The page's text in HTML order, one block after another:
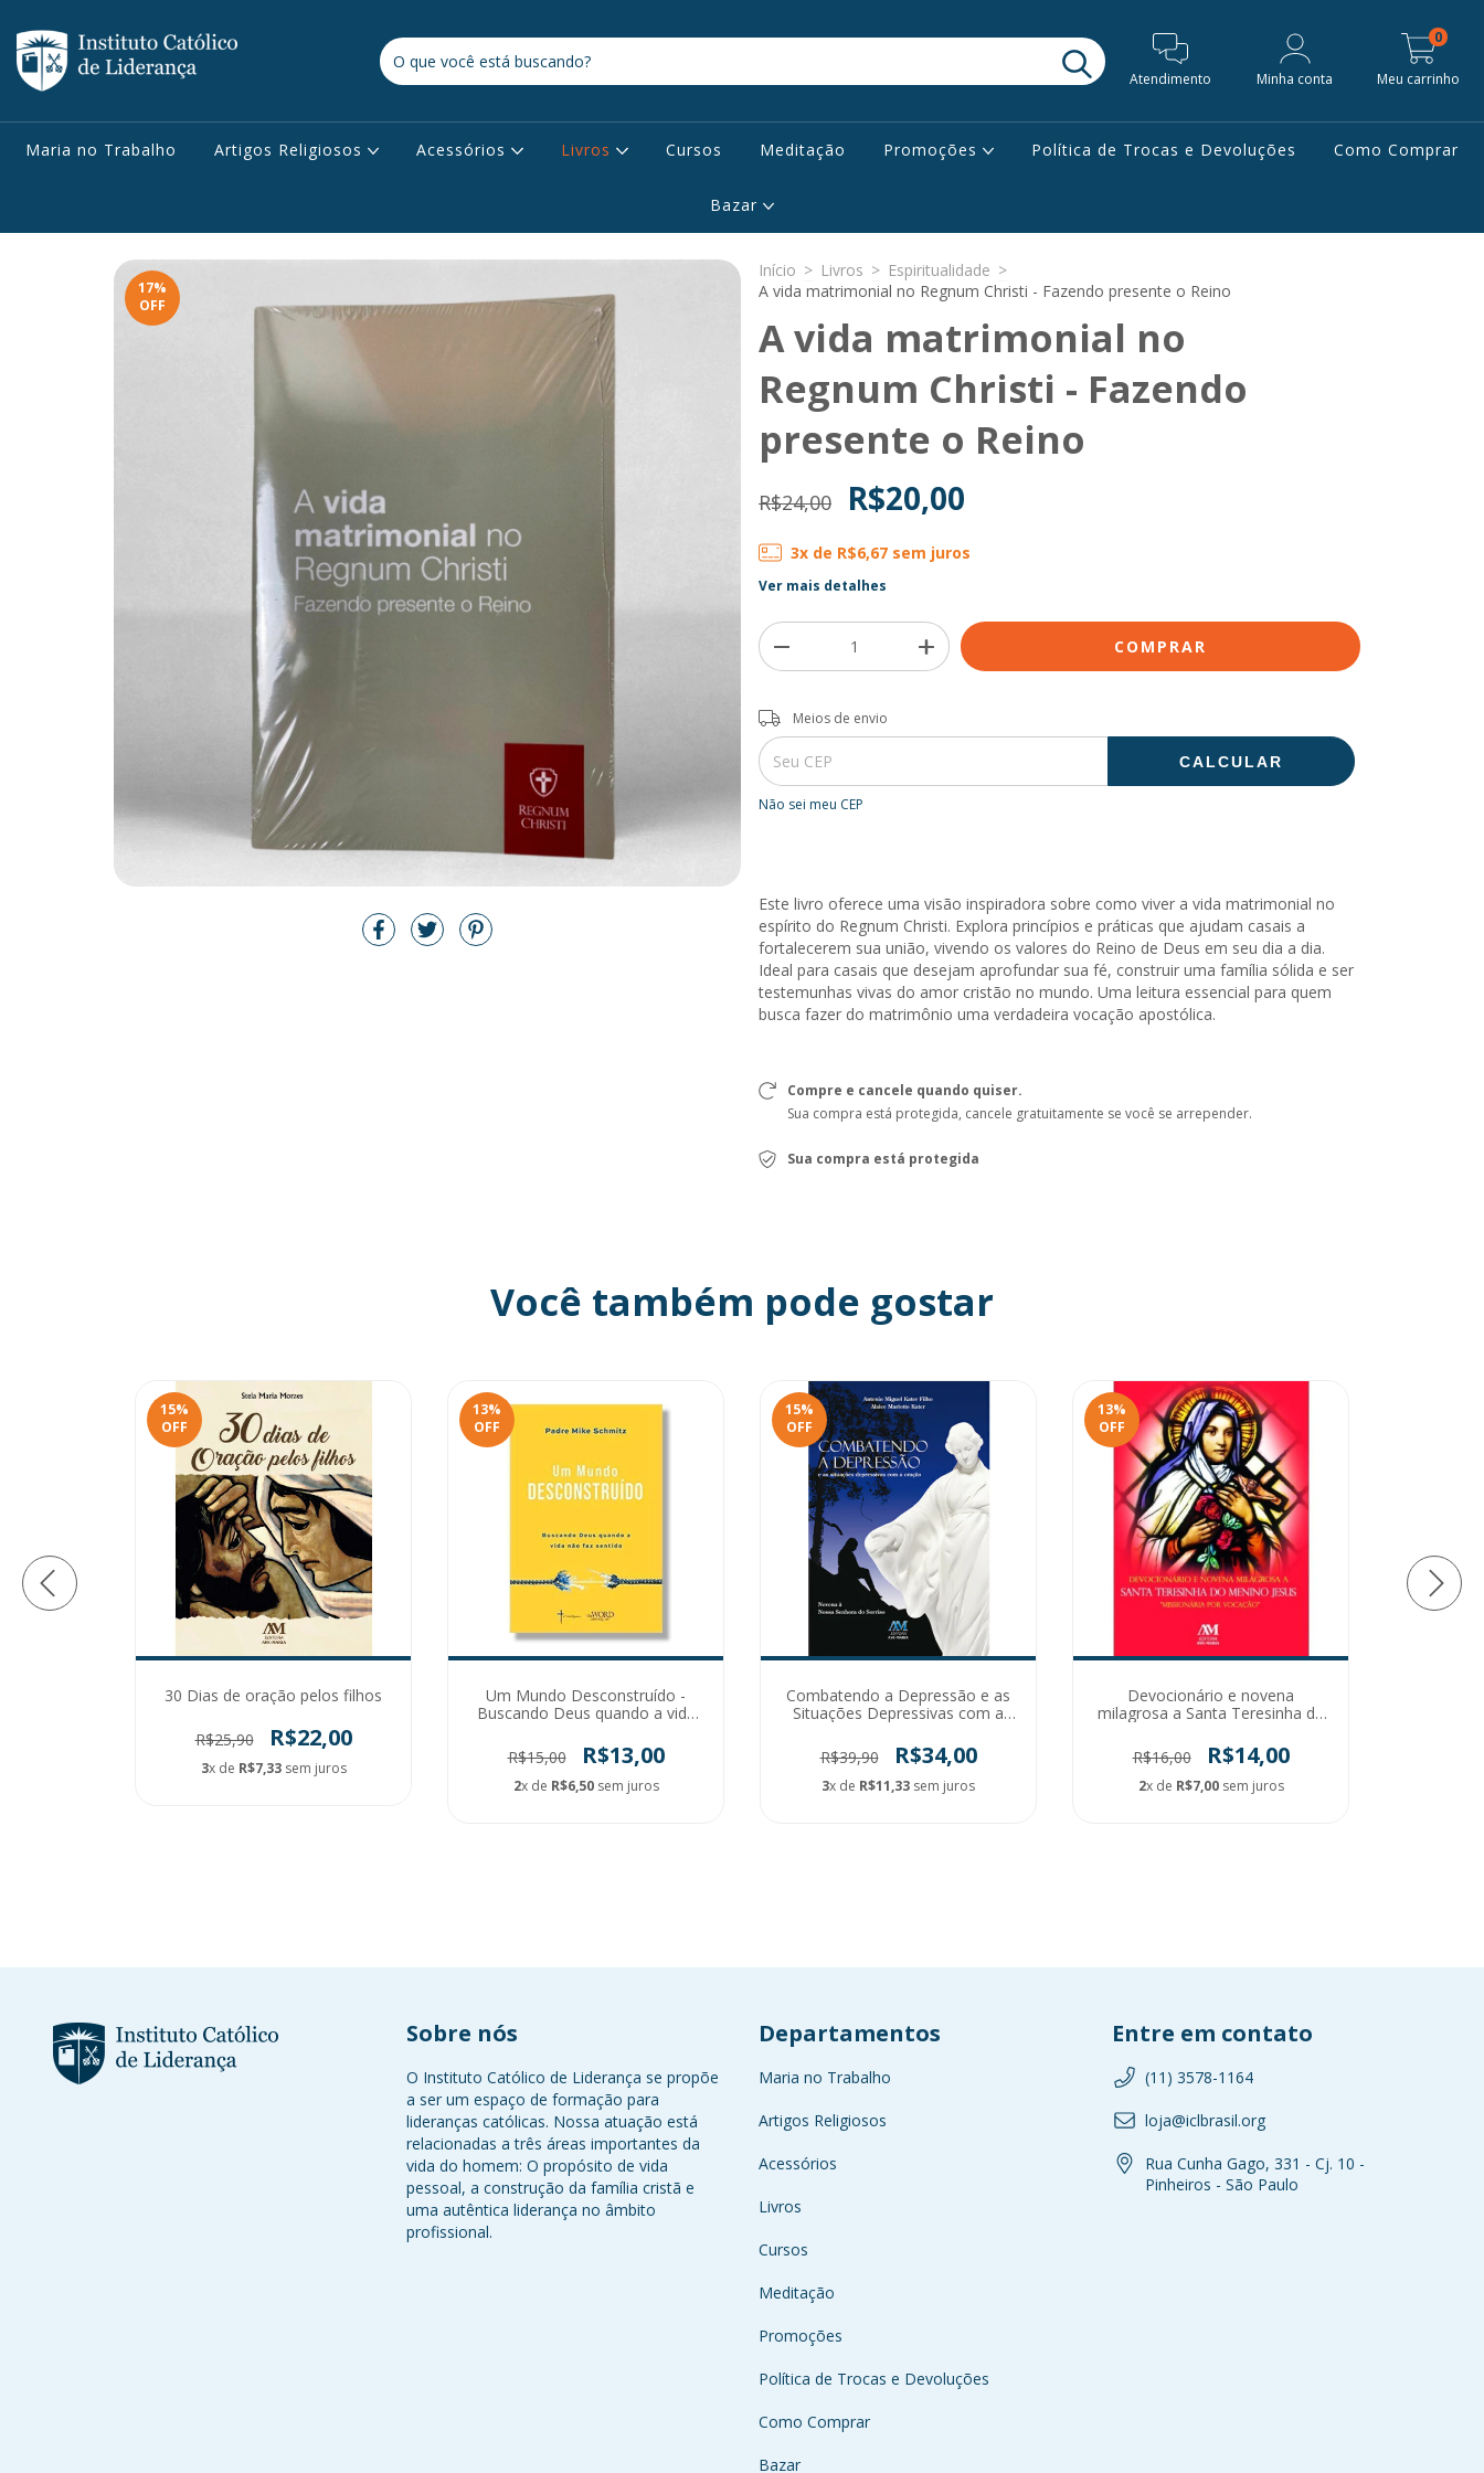
Atendimento Minha conta Meu carrinho
0
Maria no Trabalho Artigos Religiosos Acessórios Livros Cursos Meditação Promoções Política de Trocas e Devoluções Como Comprar
Bazar
17%
OFF
Início > Livros > Espiritualidade >
A vida matrimonial no Regnum Christi - Fazendo presente o Reino
A vida matrimonial no
Regnum Christi - Fazendo
presente o Reino
R$24,00 R$20,00
3x de R$6,67sem juros
Ver mais detalhes
Entregas para o CEP:
Meios de envio
CALCULAR
Não sei meu CEP
Este livro oferece uma visão inspiradora sobre como viver a vida matrimonial no
espírito do Regnum Christi. Explora princípios e práticas que ajudam casais a
fortalecerem sua união, vivendo os valores do Reino de Deus em seu dia a dia.
Ideal para casais que desejam aprofundar sua fé, construir uma família sólida e ser
testemunhas vivas do amor cristão no mundo. Uma leitura essencial para quem
busca fazer do matrimônio uma verdadeira vocação apostólica.
Compre e cancele quando quiser.
Sua compra está protegida, cancele gratuitamente se você se arrepender.
Sua compra está protegida
Você também pode gostar
15%
OFF
30 Dias de oração pelos filhos
R$25,90 R$22,00
3x de R$7,33sem juros
13%
OFF
Um Mundo Desconstruído -
Buscando Deus quando a vida
R$15,00
R$13,00
2x de R$6,50sem juros
15%
OFF
Combatendo a Depressão e as
Situações Depressivas com a
R$39,90
R$34,00
3x de R$11,33 sem juros
13%
OFF
Devocionário e novena
milagrosa a Santa Teresinha do
R$16,00
R$14,00
2x de R$7,00sem juros
Sobre nós
O Instituto Católico de Liderança se propõe
a ser um espaço de formação para
lideranças católicas. Nossa atuação está
relacionadas a três áreas importantes da
vida do homem: O propósito de vida
pessoal, a construção da família cristã e
uma autêntica liderança no âmbito
profissional.
Departamentos
Maria no Trabalho
Artigos Religiosos
Acessórios
Livros
Cursos
Meditação
Promoções
Política de Trocas e Devoluções
Como Comprar
Bazar
Entre em contato
(11) 3578-1164
loja@iclbrasil.org
Rua Cunha Gago, 331 - Cj. 10 -
Pinheiros - São Paulo